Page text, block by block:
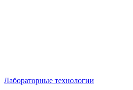
Лабораторные технологии